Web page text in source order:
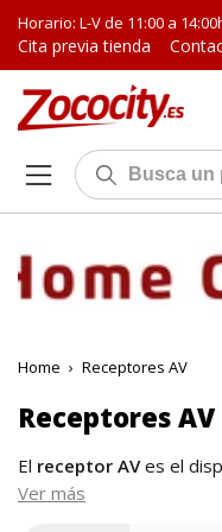
Horario: L-V de 11:00 a
Cita previa tienda
Home › Receptores AV
Receptores AV
El receptor AVes el
en casa. Tanto es así
Ver más